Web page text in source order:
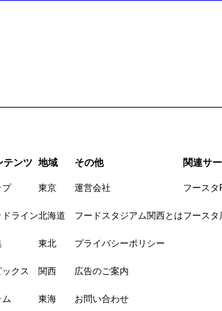
テンツ
プ
ドライン
ックス
ム
地域
東京
北海道
東北
関西
東海
その他
運営会社
フードスタジアム関西とは
プライバシーポリシー
広告のご案内
お問い合わせ
関連サ
フースタ
フースタ